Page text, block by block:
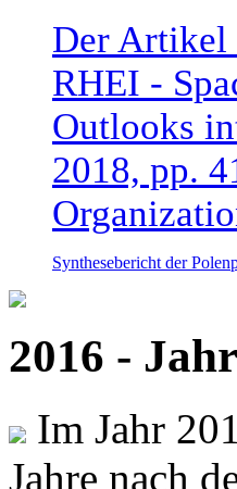
Der Artikel
RHEI -
Outlooks
2018, pp.
Synthesebericht der
2016 -
Im Jahr
Jahre nach